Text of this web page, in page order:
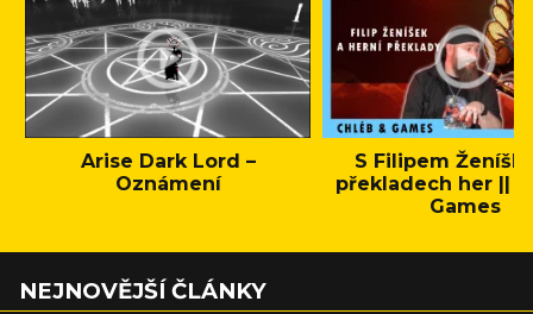
Arise Dark Lord –
Oznámení
S Filipem
překladech her ||
Games
NEJNOVĚJŠÍ ČLÁNKY